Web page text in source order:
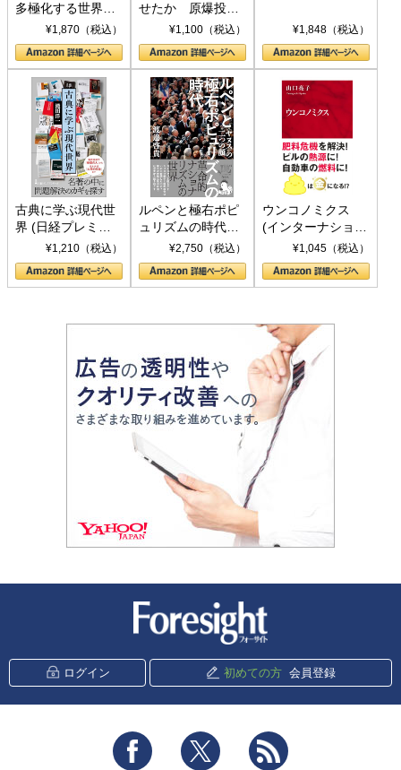
多極化する世界：
トランプとBRICS
の挑戦
¥1,870（税込）
せたか 原爆投
下、ソ連参戦、そ
して聖断 (PHP新
書)
¥1,100（税込） ¥1,848（税込）
古典に学ぶ現代世
界 (日経プレミア
シリーズ)¥1,210（税込）
ルペンと極右ポピ
ュリズムの時代：
〈ヤヌス〉の二つ
の顔
¥2,750（税込）
ウンコノミクス
(インターナショナ
ル新書)¥1,045（税込）
ログイン 初めての方 会員登録
Facebook Twitter